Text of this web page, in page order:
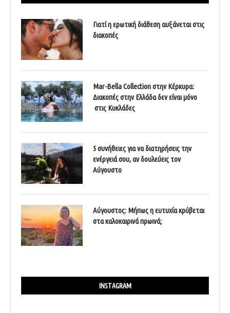
Γιατί η ερωτική διάθεση αυξάνεται στις
διακοπές
Mar-Bella Collection στην Κέρκυρα:
Διακοπές στην Ελλάδα δεν είναι μόνο
στις Κυκλάδες
5 συνήθειες για να διατηρήσεις την
ενέργειά σου, αν δουλεύεις τον
Αύγουστο
Αύγουστος: Μήπως η ευτυχία κρύβεται
στα καλοκαιρινά πρωινά;
INSTAGRAM